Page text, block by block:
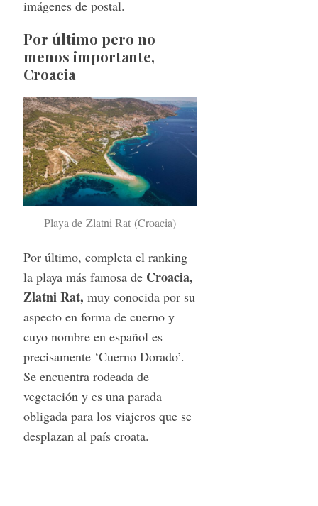
imágenes de postal.
Por último pero no
menos importante,
Croacia
Playa de Zlatni Rat (Croacia)
Por último, completa el ranking
la playa más famosa de Croacia,
Zlatni Rat, muy conocida por su
aspecto en forma de cuerno y
cuyo nombre en español es
precisamente ‘Cuerno Dorado’.
Se encuentra rodeada de
vegetación y es una parada
obligada para los viajeros que se
desplazan al país croata.